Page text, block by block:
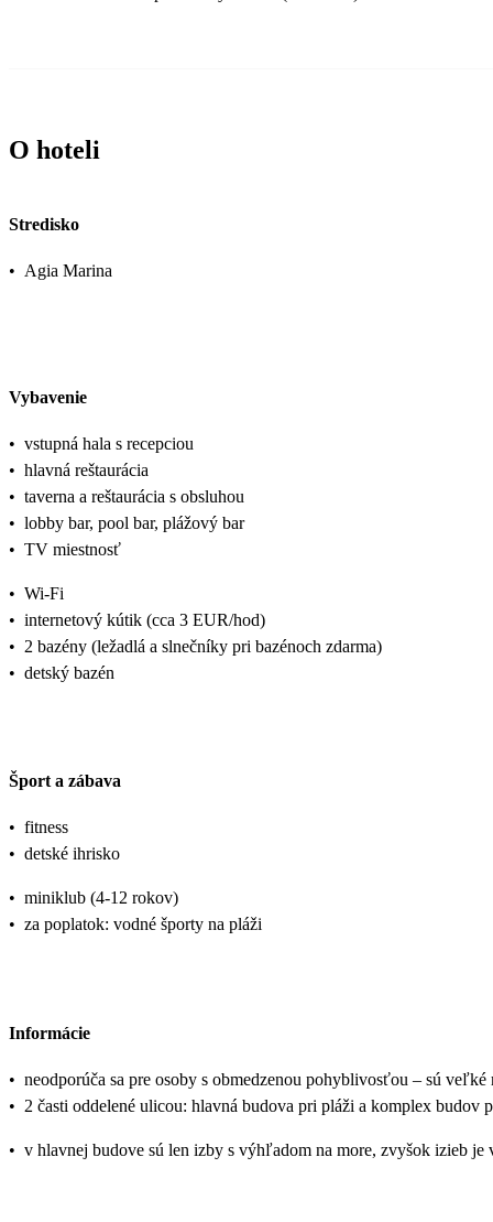
O hoteli
Stredisko
• Agia Marina
Vybavenie
• vstupná hala s recepciou
• hlavná reštaurácia
• taverna a reštaurácia s obsluhou
• lobby bar, pool bar, plážový bar
• TV miestnosť
• Wi-Fi
• internetový kútik (cca 3 EUR/hod)
• 2 bazény (ležadlá a slnečníky pri bazénoch zdarma)
• detský bazén
Šport a zábava
• fitness
• detské ihrisko
• miniklub (4-12 rokov)
• za poplatok: vodné športy na pláži
Informácie
• neodporúča sa pre osoby s obmedzenou pohyblivosťou – sú
• 2 časti oddelené ulicou: hlavná budova pri pláži a komplex budov
• v hlavnej budove sú len izby s výhľadom na more, zvyšok izieb je